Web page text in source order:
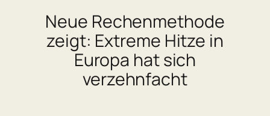
Neue Rechenmethode
zeigt: Extreme Hitze in
Europa hat sich
verzehnfacht